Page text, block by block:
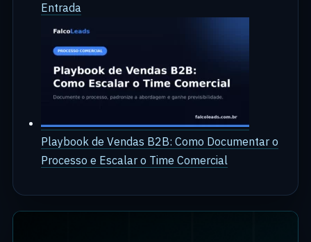
Entrada
Playbook de Vendas B2B: Como Documentar o
Processo e Escalar o Time Comercial